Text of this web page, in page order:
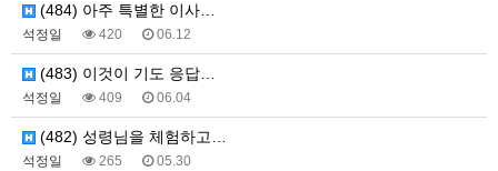
(484) 아주 특별한 이사…
석정일 420 06.12
(483) 이것이 기도 응답…
석정일 409 06.04
(482) 성령님을 체험하고…
석정일 265 05.30